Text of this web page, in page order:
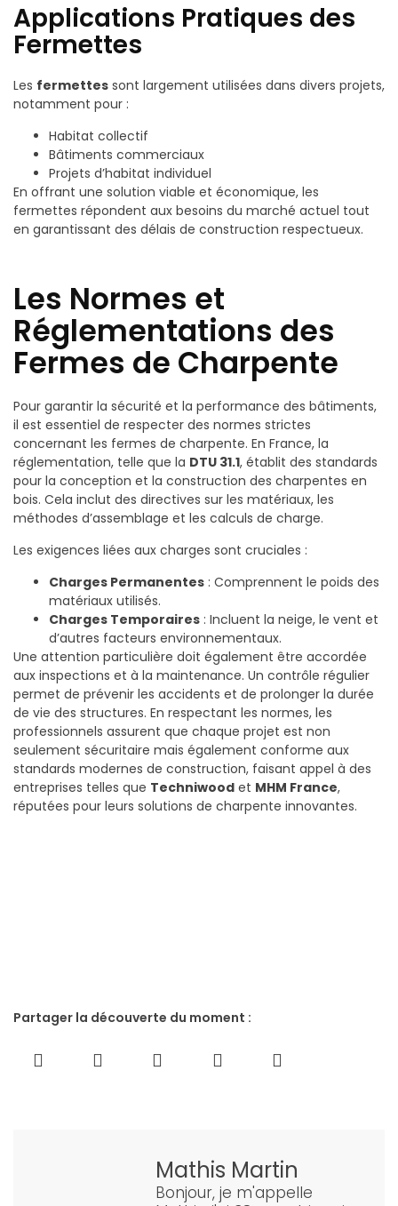
Applications Pratiques des
Fermettes
Les fermettes sont largement utilisées dans divers projets,
notamment pour :
Habitat collectif
Bâtiments commerciaux
Projets d’habitat individuel
En offrant une solution viable et économique, les
fermettes répondent aux besoins du marché actuel tout
en garantissant des délais de construction respectueux.
Les Normes et
Réglementations des
Fermes de Charpente
Pour garantir la sécurité et la performance des bâtiments,
il est essentiel de respecter des normes strictes
concernant les fermes de charpente. En France, la
réglementation, telle que la DTU 31.1, établit des standards
pour la conception et la construction des charpentes en
bois. Cela inclut des directives sur les matériaux, les
méthodes d’assemblage et les calculs de charge.
Les exigences liées aux charges sont cruciales :
Charges Permanentes : Comprennent le poids des
matériaux utilisés.
Charges Temporaires : Incluent la neige, le vent et
d’autres facteurs environnementaux.
Une attention particulière doit également être accordée
aux inspections et à la maintenance. Un contrôle régulier
permet de prévenir les accidents et de prolonger la durée
de vie des structures. En respectant les normes, les
professionnels assurent que chaque projet est non
seulement sécuritaire mais également conforme aux
standards modernes de construction, faisant appel à des
entreprises telles que Techniwood et MHM France,
réputées pour leurs solutions de charpente innovantes.
Partager la découverte du moment :
Mathis Martin
Bonjour, je m'appelle